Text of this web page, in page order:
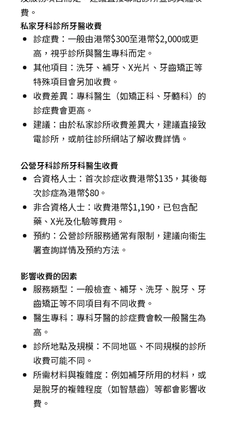
費。
私家牙科診所牙醫收費
診症費：一般由港幣$300至港幣$2,000或更
高，視乎診所與醫生專科而定。
其他項目：洗牙、補牙、X光片、牙齒矯正等
特殊項目會另加收費。
收費差異：專科醫生（如矯正科、牙髓科）的
診症費會更高。
建議：由於私家診所收費差異大，建議直接致
電診所，或前往診所網站了解收費詳情。
公營牙科診所牙科醫生收費
合資格人士：首次診症收費港幣$135，其後每
次診症為港幣$80。
非合資格人士：收費港幣$1,190，已包含配
藥、X光及化驗等費用。
預約：公營診所服務通常有限制，建議向衞生
署查詢詳情及預約方法。
影響收費的因素
服務類型：一般檢查、補牙、洗牙、脫牙、牙
齒矯正等不同項目有不同收費。
醫生專科：專科牙醫的診症費會較一般醫生為
高。
診所地點及規模：不同地區、不同規模的診所
收費可能不同。
所需材料與複雜度：例如補牙所用的材料，或
是脫牙的複雜程度（如智慧齒）等都會影響收
費。